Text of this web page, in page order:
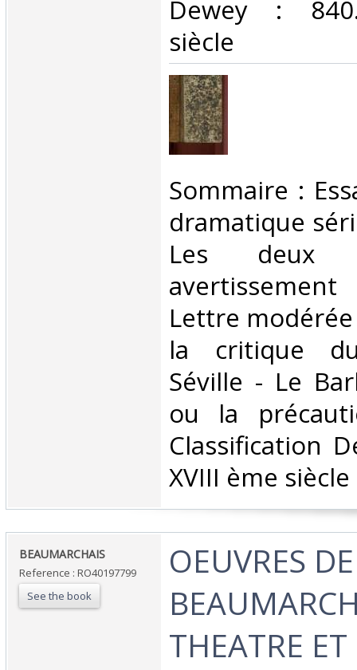
Dewey :
siècle‎
‎Sommaire :
dramatique
Les deux
Lettre
la critique
Séville - Le
ou la
Classification
XVIII ème siècle‎
‎BEAUMARCHAIS‎
Reference : RO40197799
See the book
‎OEUVRES DE
THEATRE